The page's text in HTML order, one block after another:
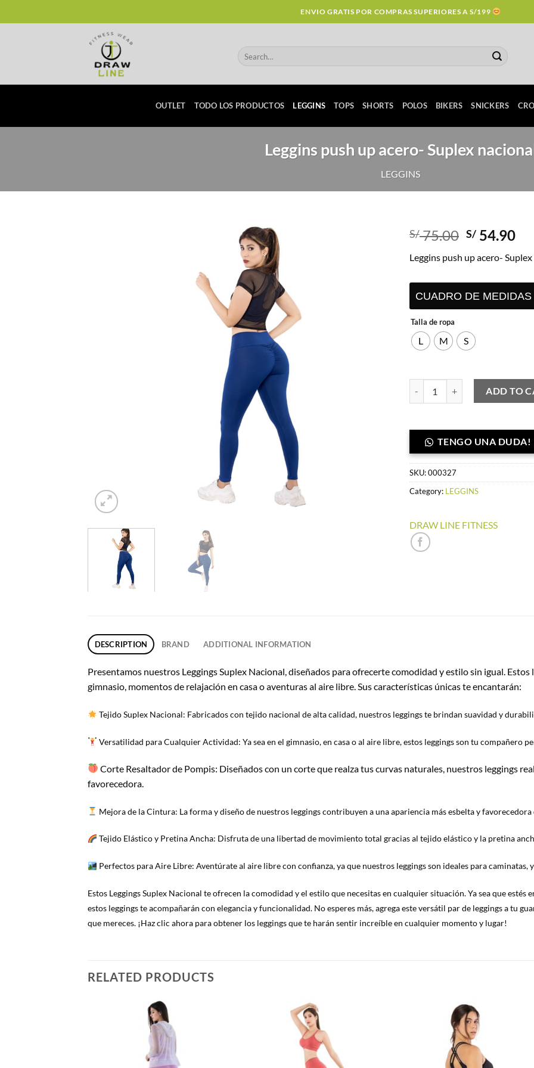
to
ENVIO GRATIS POR COMPRAS SUPERIORES A S/199
Search
for:
OUTLET TODO LOS PRODUCTOS LEGGINS TOPS SHORTS POLOS BIKERS SNICKERS
Leggins push up acero- Suplex
LEGGINS
S/75.00 Original
was:
S/ 54.90
is:
Leggins push up acero-
CUADRO DE MEDIDAS
Talla de ropa
L M S
ADD TO
TENGO UNA DUDA!
SKU:000327
Category: LEGGINS
DRAW LINE FITNESS
DESCRIPTION BRAND ADDITIONAL INFORMATION
Presentamos nuestros Leggings Suplex Nacional, diseñados para ofrecerte comodidad y estilo sin igual. Estos
gimnasio, momentos de relajación en casa o aventuras al aire libre. Sus características únicas te encantarán:
Tejido Suplex Nacional: Fabricados con tejido nacional de alta calidad, nuestros leggings te brindan suavidad y
Versatilidad para Cualquier Actividad: Ya sea en el gimnasio, en casa o al aire libre, estos leggings son tu compañero
Corte Resaltador de Pompis: Diseñados con un corte que realza tus curvas naturales, nuestros leggings
favorecedora.
Mejora de la Cintura: La forma y diseño de nuestros leggings contribuyen a una apariencia más esbelta y
Tejido Elástico y Pretina Ancha: Disfruta de una libertad de movimiento total gracias al tejido elástico y la pretina
Perfectos para Aire Libre: Aventúrate al aire libre con confianza, ya que nuestros leggings son ideales para
Estos Leggings Suplex Nacional te ofrecen la comodidad y el estilo que necesitas en cualquier situación. Ya sea que estés
estos leggings te acompañarán con elegancia y funcionalidad. No esperes más, agrega este versátil par de leggings a tu
que mereces. ¡Haz clic ahora para obtener los leggings que te harán sentir increíble en cualquier momento y lugar!
RELATED PRODUCTS